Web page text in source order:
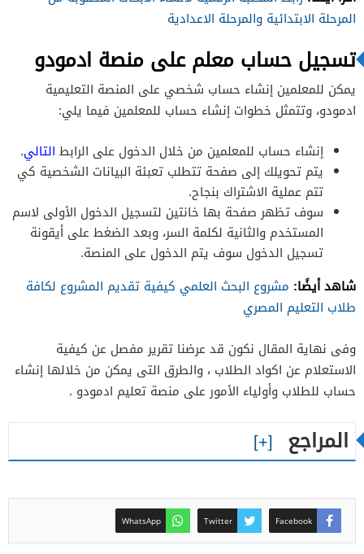
المرحلة الابتدائية والمرحلة الاعدادية
تسجيل حساب معلم على منصة ادمودو
يمكن للمعلمين إنشاء حساب شخصي على المنصة التعليمية
ادمودو، وتتمثل خطوات إنشاء حساب للمعلمين فيما يلي:
إنشاء حساب للمعلمين من خلال الدخول على الرابط التالي.
يتم تحويلك إلى صفحة تتطلب تعبئة البيانات الشخصية كي
تتم عملية الاشتراك بنجاح.
سوف تظهر صفحة بها خانتين لتسجيل الدخول الأولى لاسم
المستخدم والثانية لكلمة السر، وبعد الضغط على أيقونة
تسجيل الدخول سوف يتم الدخول على المنصة.
شاهد أيضًا: مشروع البحث العلمي كيفية تقديم المشروع لكافة
طلاب التعليم المصري
وفى نهاية المقال نكون قد عرضنا تقرير مفصل عن كيفية
الاستعلام عن اكواد الطلاب ، والطرق التى يمكن من خلالها إنشاء
حساب للطلاب وأولياء الأمور على منصة تعليم ادمودو .
المراجع
Facebook
Twitter
WhatsApp